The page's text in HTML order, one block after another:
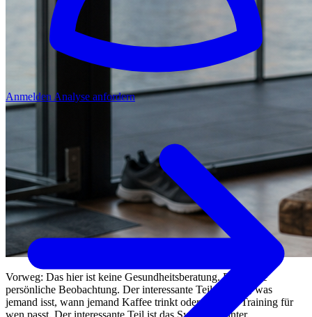
Anmelden Analyse anfordern
Vorweg: Das hier ist keine Gesundheitsberatung. Es ist eine
persönliche Beobachtung. Der interessante Teil ist nicht, was
jemand isst, wann jemand Kaffee trinkt oder welches Training für
wen passt. Der interessante Teil ist das System dahinter.